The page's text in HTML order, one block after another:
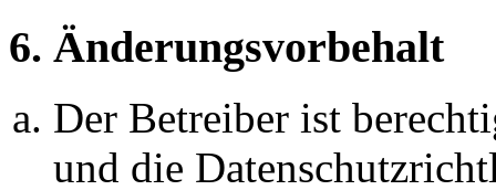
6. Änderungsvorbehalt
Der Betreiber ist
und die